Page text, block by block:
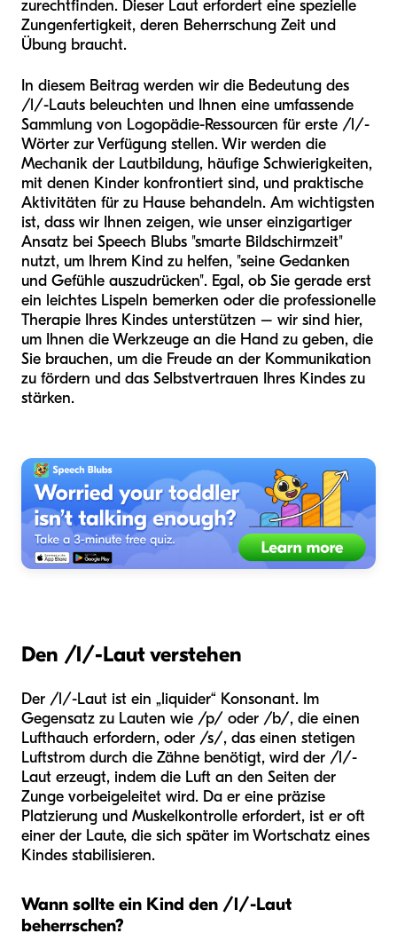
zurechtfinden. Dieser Laut erfordert eine spezielle
Zungenfertigkeit, deren Beherrschung Zeit und
Übung braucht.
In diesem Beitrag werden wir die Bedeutung des
/l/-Lauts beleuchten und Ihnen eine umfassende
Sammlung von Logopädie-Ressourcen für erste /l/-
Wörter zur Verfügung stellen. Wir werden die
Mechanik der Lautbildung, häufige Schwierigkeiten,
mit denen Kinder konfrontiert sind, und praktische
Aktivitäten für zu Hause behandeln. Am wichtigsten
ist, dass wir Ihnen zeigen, wie unser einzigartiger
Ansatz bei Speech Blubs "smarte Bildschirmzeit"
nutzt, um Ihrem Kind zu helfen, "seine Gedanken
und Gefühle auszudrücken". Egal, ob Sie gerade erst
ein leichtes Lispeln bemerken oder die professionelle
Therapie Ihres Kindes unterstützen – wir sind hier,
um Ihnen die Werkzeuge an die Hand zu geben, die
Sie brauchen, um die Freude an der Kommunikation
zu fördern und das Selbstvertrauen Ihres Kindes zu
stärken.
Den /l/-Laut verstehen
Der /l/-Laut ist ein „liquider“ Konsonant. Im
Gegensatz zu Lauten wie /p/ oder /b/, die einen
Lufthauch erfordern, oder /s/, das einen stetigen
Luftstrom durch die Zähne benötigt, wird der /l/-
Laut erzeugt, indem die Luft an den Seiten der
Zunge vorbeigeleitet wird. Da er eine präzise
Platzierung und Muskelkontrolle erfordert, ist er oft
einer der Laute, die sich später im Wortschatz eines
Kindes stabilisieren.
Wann sollte ein Kind den /l/-Laut
beherrschen?